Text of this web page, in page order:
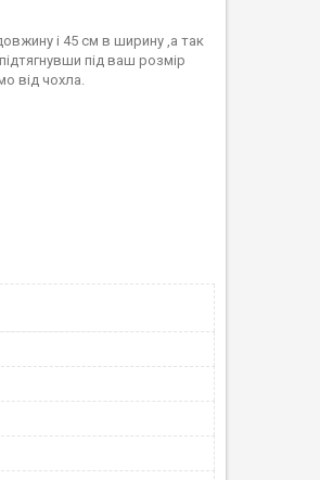
і 45 см в ширину ,а так
під ваш розмір
від чохла.